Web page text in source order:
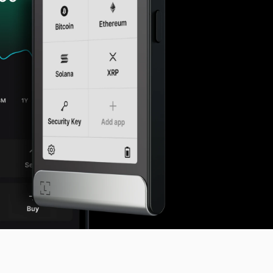
Comparer les signers
Ledger
Qu’est-ce qu’un wallet crypto ?